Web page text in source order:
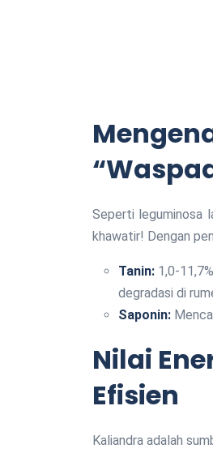
Seperti leguminosa
khawatir! Dengan
Tanin: 1,0-
degradasi di
Saponin:
Nilai
Efisien
Kaliandra adalah